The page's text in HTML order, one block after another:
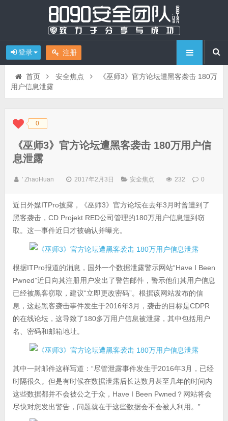
登录 注册
首页 安全焦点
《巫师3》官方论坛遭黑客袭击 180万
用户信息泄露
◆◆ 0
《巫师3》官方论坛遭黑客袭击 180万用户信
息泄露
' ZhaoHuan 2017年2月3日 安全焦点 232 0
近日外媒ITPro披露，《巫师3》官方论坛在去年3月时曾遭到了
黑客袭击，CD Projekt RED公司管理的180万用户信息遭到窃
取。这一事件近日才被确认并曝光。
根据ITPro报道的消息，国外一个数据泄露警示网站“Have I Been
Pwned”近日向其注册用户发出了警告邮件，警示他们其用户信息
已经被黑客窃取，建议“立即更改密码”。根据该网站发布的信
息，这起黑客袭击事件发生于2016年3月，袭击的目标是CDPR
的在线论坛，这导致了180多万用户信息被泄露，其中包括用户
名、密码和邮箱地址。
其中一封邮件这样写道：“尽管泄露事件发生于2016年3月，已经
时隔很久。但是有时候在数据泄露后长达数月甚至几年的时间内
这些数据都并不会被公之于众，Have I Been Pwned？网站将会
尽快对您发出警告，问题就在于这些数据会不会被人利用。”